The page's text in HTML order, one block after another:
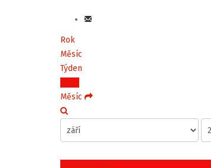
Rok
Měsíc
Týden
Dnes
Měsíc